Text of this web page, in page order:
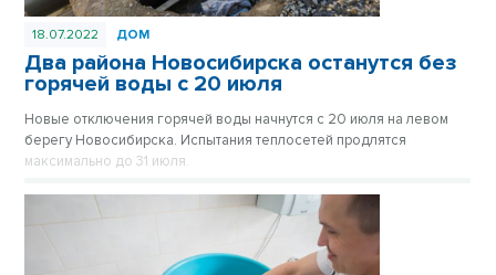
18.07.2022 ДОМ
Два района Новосибирска останутся без
горячей воды с 20 июля
Новые отключения горячей воды начнутся с 20 июля на левом
берегу Новосибирска. Испытания теплосетей продлятся
максимально до 31 июля.